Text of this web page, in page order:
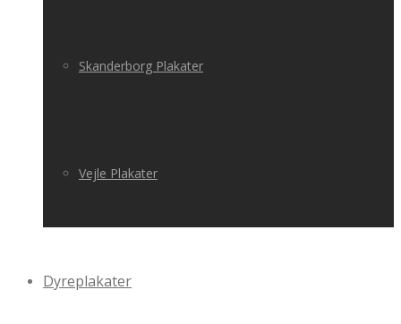
Skanderborg Plakater
Vejle Plakater
Dyreplakater